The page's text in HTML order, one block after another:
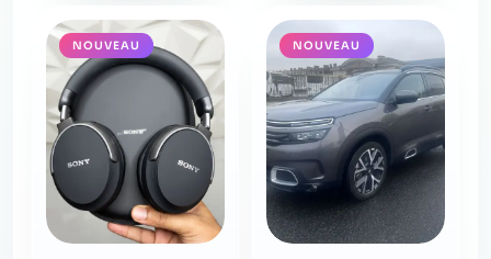
NOUVEAU NOUVEAU